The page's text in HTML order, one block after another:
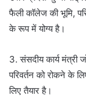
फैली कॉलेज की भूमि,
के रूप में योग्य है।
3. संसदीय कार्य मंत्री
परिवर्तन को रोकने के
लिए तैयार है।